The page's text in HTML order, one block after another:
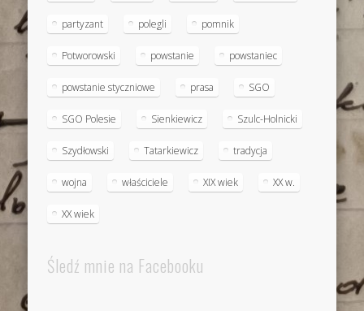
partyzant polegli pomnik
Potworowski powstanie powstaniec
powstanie styczniowe prasa SGO
SGO Polesie Sienkiewicz Szulc-Holnicki
Szydłowski Tatarkiewicz tradycja
wojna właściciele XIX wiek XX w.
XX wiek
Śledź mnie na Facebooku